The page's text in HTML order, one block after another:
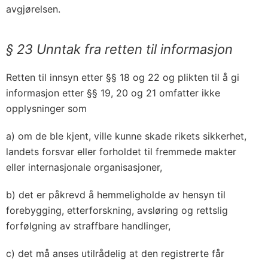
avgjørelsen.
§ 23 Unntak fra retten til informasjon
Retten til innsyn etter §§ 18 og 22 og plikten til å gi
informasjon etter §§ 19, 20 og 21 omfatter ikke
opplysninger som
a) om de ble kjent, ville kunne skade rikets sikkerhet,
landets forsvar eller forholdet til fremmede makter
eller internasjonale organisasjoner,
b) det er påkrevd å hemmeligholde av hensyn til
forebygging, etterforskning, avsløring og rettslig
forfølgning av straffbare handlinger,
c) det må anses utilrådelig at den registrerte får